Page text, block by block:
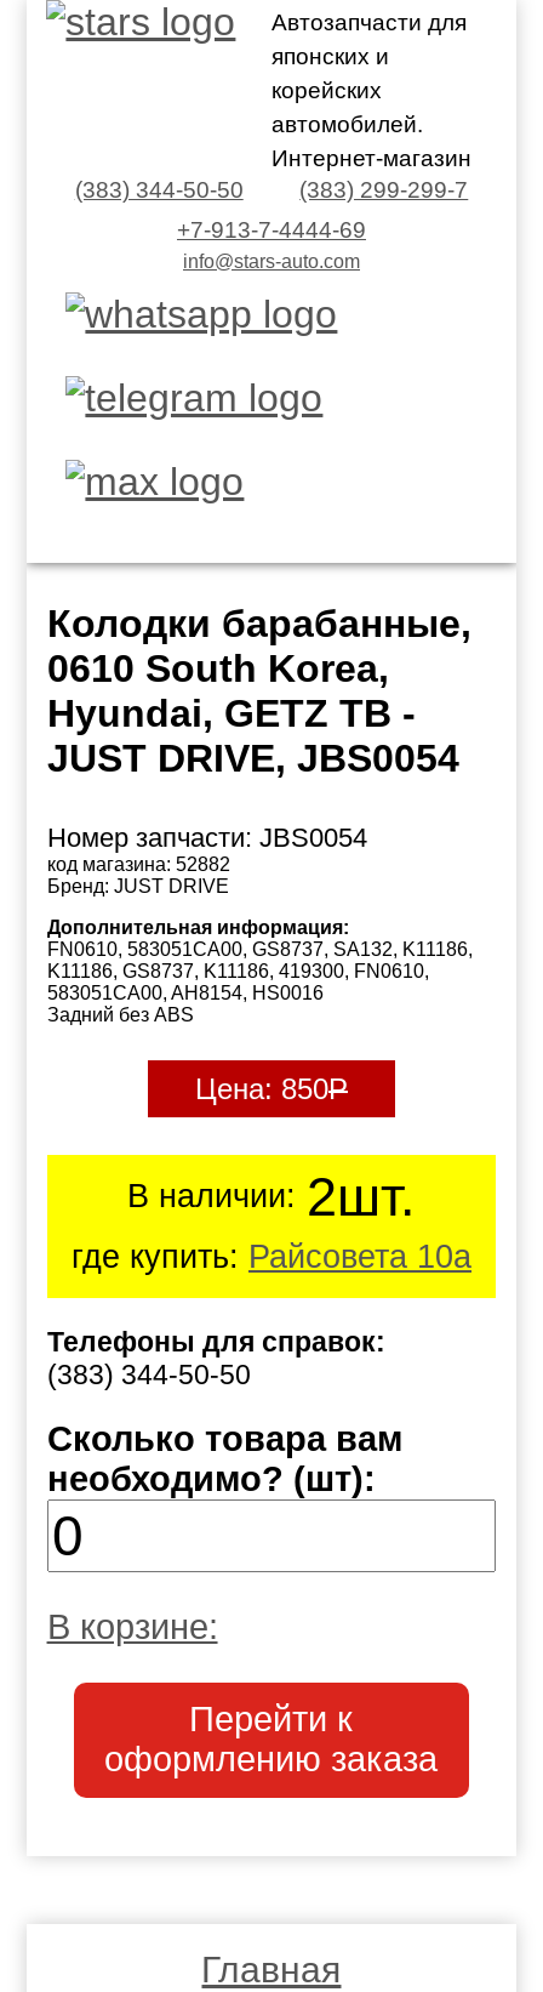
Автозапчасти для
японских и
корейских
автомобилей.
Интернет-магазин
(383) 344-50-50
(383) 299-299-7
+7-913-7-4444-69
info@stars-auto.com
Колодки барабанные,
0610 South Korea,
Hyundai, GETZ TB -
JUST DRIVE, JBS0054
Номер запчасти: JBS0054
код магазина: 52882
Бренд: JUST DRIVE
Дополнительная информация:
FN0610, 583051CA00, GS8737, SA132, K11186,
K11186, GS8737, K11186, 419300, FN0610,
583051CA00, AH8154, HS0016
Задний без ABS
Цена: 850Р
В наличии: 2шт.
где купить: Райсовета 10а
Телефоны для справок:
(383) 344-50-50
Сколько товара вам
необходимо? (шт):
В корзине:
Перейти к
оформлению заказа
Главная